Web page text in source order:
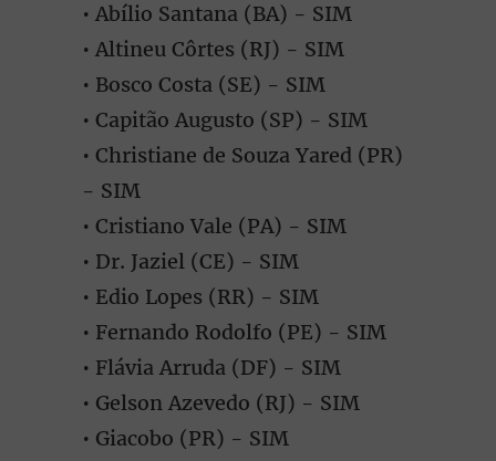
• Abílio Santana (BA) - SIM
• Altineu Côrtes (RJ) - SIM
• Bosco Costa (SE) - SIM
• Capitão Augusto (SP) - SIM
• Christiane de Souza Yared (PR)
- SIM
• Cristiano Vale (PA) - SIM
• Dr. Jaziel (CE) - SIM
• Edio Lopes (RR) - SIM
• Fernando Rodolfo (PE) - SIM
• Flávia Arruda (DF) - SIM
• Gelson Azevedo (RJ) - SIM
• Giacobo (PR) - SIM